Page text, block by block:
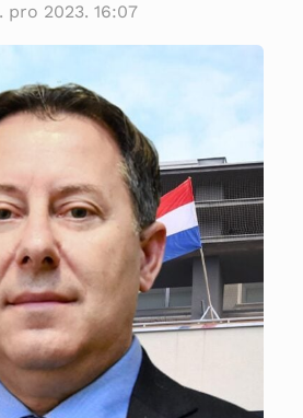
pro 2023. 16:07